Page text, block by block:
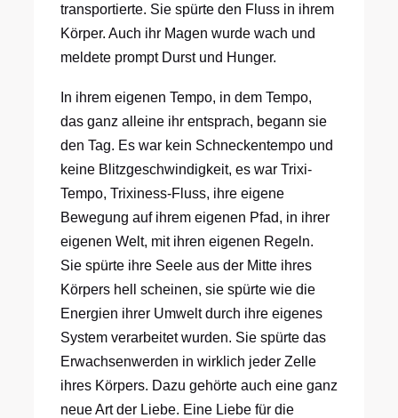
transportierte. Sie spürte den Fluss in ihrem
Körper. Auch ihr Magen wurde wach und
meldete prompt Durst und Hunger.
In ihrem eigenen Tempo, in dem Tempo,
das ganz alleine ihr entsprach, begann sie
den Tag. Es war kein Schneckentempo und
keine Blitzgeschwindigkeit, es war Trixi-
Tempo, Trixiness-Fluss, ihre eigene
Bewegung auf ihrem eigenen Pfad, in ihrer
eigenen Welt, mit ihren eigenen Regeln.
Sie spürte ihre Seele aus der Mitte ihres
Körpers hell scheinen, sie spürte wie die
Energien ihrer Umwelt durch ihre eigenes
System verarbeitet wurden. Sie spürte das
Erwachsenwerden in wirklich jeder Zelle
ihres Körpers. Dazu gehörte auch eine ganz
neue Art der Liebe. Eine Liebe für die